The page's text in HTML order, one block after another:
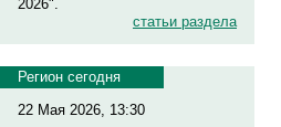
2026".
статьи раздела
Регион сегодня
22 Мая 2026, 13:30